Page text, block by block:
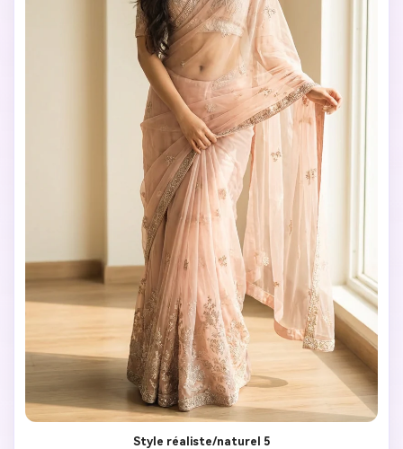
Style réaliste/naturel 5